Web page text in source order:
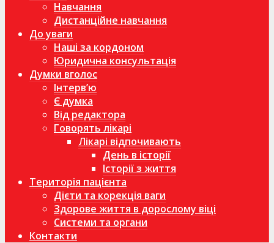
Навчання
Дистанційне навчання
До уваги
Наші за кордоном
Юридична консультація
Думки вголос
Інтерв’ю
Є думка
Від редактора
Говорять лікарі
Лікарі відпочивають
День в історії
Історії з життя
Територія пацієнта
Дієти та корекція ваги
Здорове життя в дорослому віці
Системи та органи
Контакти